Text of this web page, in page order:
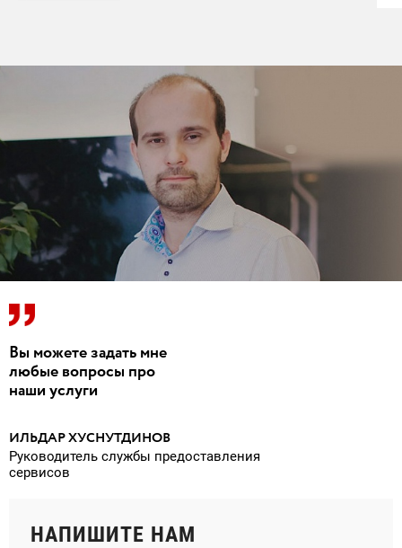
Вы можете задать мне
любые вопросы про
наши услуги
ИЛЬДАР ХУСНУТДИНОВ
Руководитель службы предоставления
сервисов
НАПИШИТЕ НАМ